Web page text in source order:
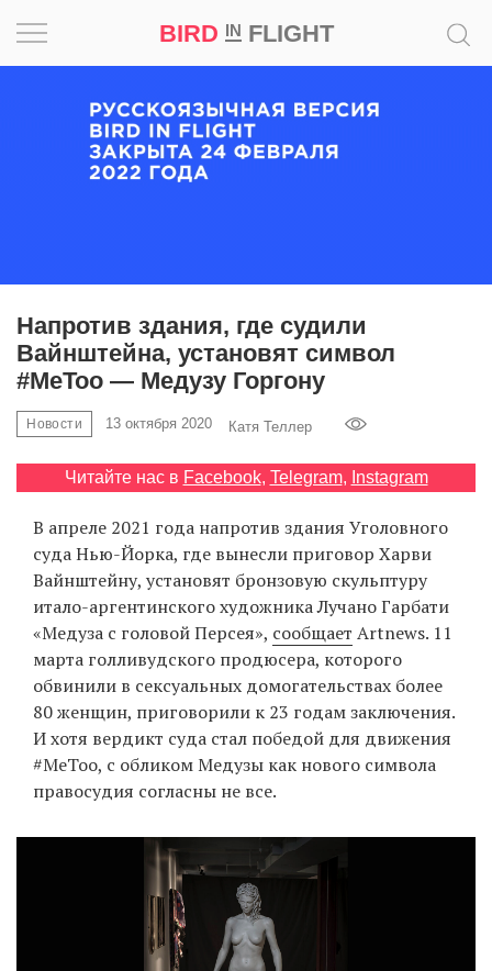
BIRD INFLIGHT
Напротив здания, где судили
Вайнштейна, установят символ
#MeToo — Медузу Горгону
Новости 13 октября 2020 Катя Теллер
Читайте нас в Facebook, Telegram, Instagram
В апреле 2021 года напротив здания Уголовного
суда Нью-Йорка, где вынесли приговор Харви
Вайнштейну, установят бронзовую скульптуру
итало-аргентинского художника Лучано Гарбати
«Медуза с головой Персея», сообщает Artnews. 11
марта голливудского продюсера, которого
обвинили в сексуальных домогательствах более
80 женщин, приговорили к 23 годам заключения.
И хотя вердикт суда стал победой для движения
#MeToo, с обликом Медузы как нового символа
правосудия согласны не все.